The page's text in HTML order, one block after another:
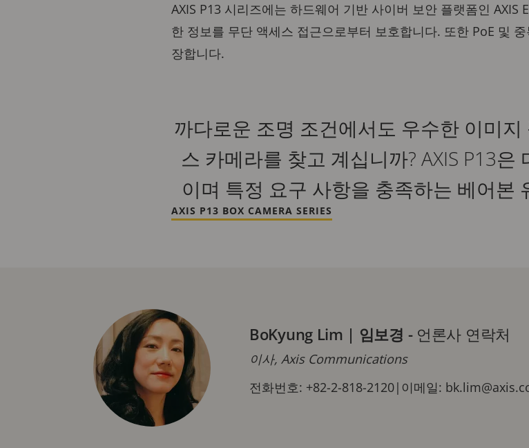
AXIS P13 시리즈에는 하드웨어 기반 사이버 보안 플랫폼인
한 정보를 무단 액세스 접근으로부터 보호합니다. 또한 PoE 및
장합니다.
까다로운 조명 조건에서도 우수한 이미
스 카메라를 찾고 계십니까? AXIS P13
이며 특정 요구 사항을 충족하는 베어본
AXIS P13 BOX CAMERA SERIES
BoKyung Lim | 임보경 - 언론사 연락처
이사, Axis Communications
전화번호: +82-2-818-2120| 이메일: